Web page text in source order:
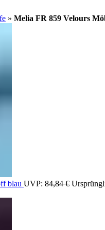
» Melia FR 859 Velours
blau UVP: 84,84€